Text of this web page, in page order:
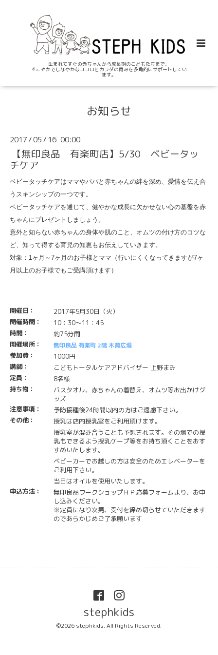
生まれてすぐの赤ちゃんから成長期のこどもたちまで、
すこやかでしなやかなココロとカラダの育みを多角的にサポートしてい
ます。
お知らせ
2017 /05 / 16 00:00
【無印良品 有楽町店】5/30 ベビータッ
チケア
ベビータッチケアはママやパパと赤ちゃんの絆を深め、愛情を伝え合
うスキンシップの一つです。
ベビータッチケアを通じて、健やかな成長に欠かせない心の基盤を赤
ちゃんにプレゼントしましょう。
意外と知らない赤ちゃんの身体や肌のこと、オムツの付け方のコツな
ど、知って得する育児の知恵もお伝えしていきます。
対象：1ヶ月～7ヶ月のお子様とママ（行いにくくなってきますが7ヶ
月以上のお子様でもご受講頂けます）
開催日：
2017年5月30日（火）
開催時間：
10：30～11：45
時間：
約75分間
開催場所：
無印良品 有楽町 2階 木育広場
参加費：
1000円
講師：
こどもトータルケアアドバイザー 上野まみ
定員：
8名様
持ち物：
バスタオル、赤ちゃんの着替え、オムツ等お出かけグ
ッズ
注意事項：
予防接種後24時間以内の方はご遠慮下さい。
その他：
授乳は店内授乳室をご利用頂けます。
授乳室が混み合うことも予想されます。その場での授
乳もできるよう授乳ケープ等をお持ち頂くことをおす
すめいたします。
ベビーカーでお越しの方は安全のためエレベーターを
ご利用下さい。
当日はオイルを使用いたします。
申込方法：
無印良品ワークショップＨＰ応募フォームより、お申
し込みください。
※定員になり次第、受付を締め切らせていただきます
のであらかじめご了承願います
stephkids
©2026 stephkids. All Rights Reserved.